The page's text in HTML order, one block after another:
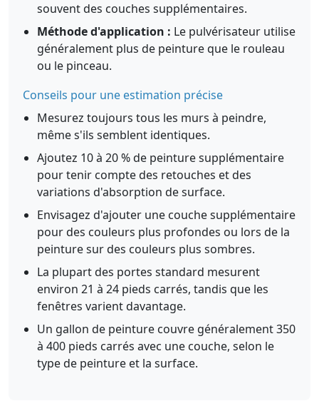
souvent des couches supplémentaires.
Méthode d'application : Le pulvérisateur utilise
généralement plus de peinture que le rouleau
ou le pinceau.
Conseils pour une estimation précise
Mesurez toujours tous les murs à peindre,
même s'ils semblent identiques.
Ajoutez 10 à 20 % de peinture supplémentaire
pour tenir compte des retouches et des
variations d'absorption de surface.
Envisagez d'ajouter une couche supplémentaire
pour des couleurs plus profondes ou lors de la
peinture sur des couleurs plus sombres.
La plupart des portes standard mesurent
environ 21 à 24 pieds carrés, tandis que les
fenêtres varient davantage.
Un gallon de peinture couvre généralement 350
à 400 pieds carrés avec une couche, selon le
type de peinture et la surface.